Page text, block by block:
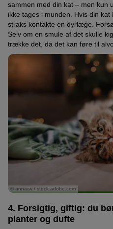
sammen med din kat – men kun
ikke tages i munden. Hvis din
straks kontakte en dyrlæge.
Selv om en smule af det skulle
trække det, da det kan føre til
© annaav / stock.adobe.com
4. Forsigtig, giftig: du
planter og dufte